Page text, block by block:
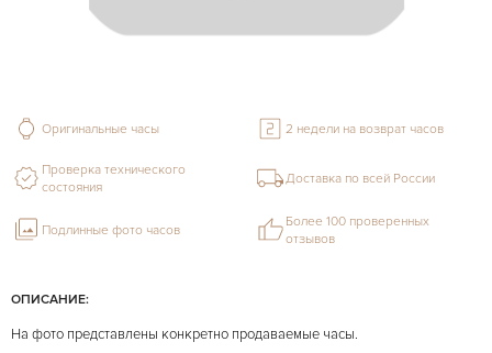
ОПИСАНИЕ:
На фото представлены конкретно продаваемые часы.
Оригинальные часы 2 недели на возврат часов
Проверка технического
состояния
Доставка по всей России
Подлинные фото часов
Более 100 проверенных
отзывов